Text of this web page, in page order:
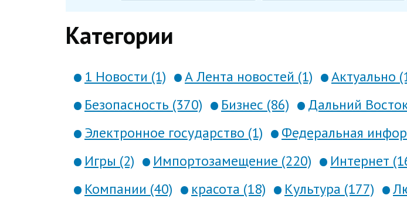
Категории
1 Новости (1) А Лента новостей (1) Актуально
Безопасность (370)
Бизнес (86) Дальний
Электронное государство (1)
Федеральная
Игры (2)
Импортозамещение (220) Интернет
Компании (40)
красота (18) Культура (177)